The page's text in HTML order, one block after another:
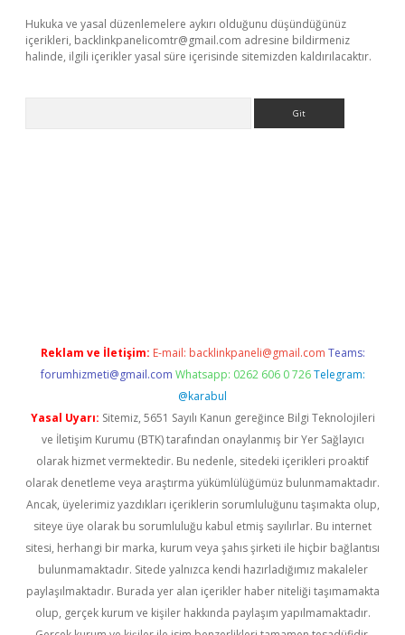
Hukuka ve yasal düzenlemelere aykırı olduğunu düşündüğünüz
içerikleri, backlinkpanelicomtr@gmail.com adresine bildirmeniz
halinde, ilgili içerikler yasal süre içerisinde sitemizden kaldırılacaktır.
Reklam ve İletişim: E-mail: backlinkpaneli@gmail.com Teams:
forumhizmeti@gmail.com Whatsapp: 0262 606 0 726 Telegram:
@karabul
Yasal Uyarı: Sitemiz, 5651 Sayılı Kanun gereğince Bilgi Teknolojileri
ve İletişim Kurumu (BTK) tarafından onaylanmış bir Yer Sağlayıcı
olarak hizmet vermektedir. Bu nedenle, sitedeki içerikleri proaktif
olarak denetleme veya araştırma yükümlülüğümüz bulunmamaktadır.
Ancak, üyelerimiz yazdıkları içeriklerin sorumluluğunu taşımakta olup,
siteye üye olarak bu sorumluluğu kabul etmiş sayılırlar. Bu internet
sitesi, herhangi bir marka, kurum veya şahıs şirketi ile hiçbir bağlantısı
bulunmamaktadır. Sitede yalnızca kendi hazırladığımız makaleler
paylaşılmaktadır. Burada yer alan içerikler haber niteliği taşımamakta
olup, gerçek kurum ve kişiler hakkında paylaşım yapılmamaktadır.